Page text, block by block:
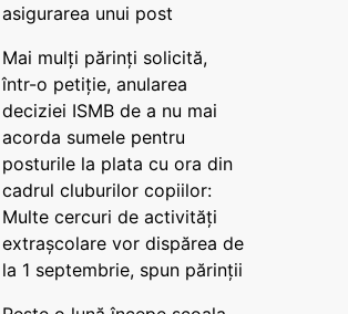
asigurarea unui post
Mai mulți părinți solicită,
într-o petiție, anularea
deciziei ISMB de a nu mai
acorda sumele pentru
posturile la plata cu ora din
cadrul cluburilor copiilor:
Multe cercuri de activități
extrașcolare vor dispărea de
la 1 septembrie, spun părinții